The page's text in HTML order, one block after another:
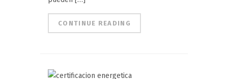
CONTINUE READING